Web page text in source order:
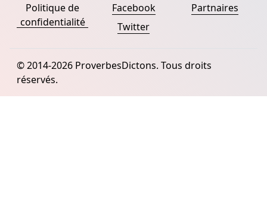
Politique de
confidentialité
Facebook
Twitter
Partnaires
© 2014-2026 ProverbesDictons. Tous droits
réservés.